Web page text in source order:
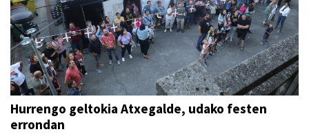
Hurrengo geltokia Atxegalde, udako festen
errondan